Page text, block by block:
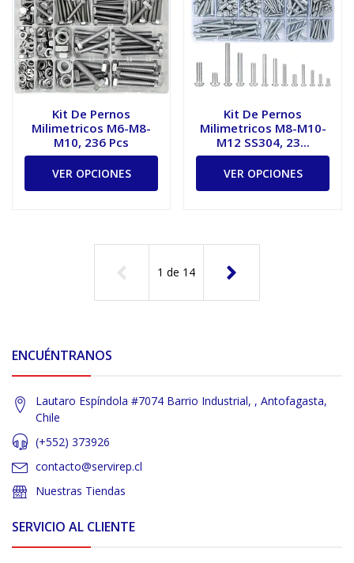
Kit De Pernos
Milimetricos M6-M8-
M10, 236 Pcs
VER OPCIONES
Kit De Pernos
Milimetricos M8-M10-
M12 SS304, 23...
VER OPCIONES
1 de 14
ENCUÉNTRANOS
Lautaro Espíndola #7074 Barrio Industrial, , Antofagasta,
Chile
(+552) 373926
contacto@servirep.cl
Nuestras Tiendas
SERVICIO AL CLIENTE